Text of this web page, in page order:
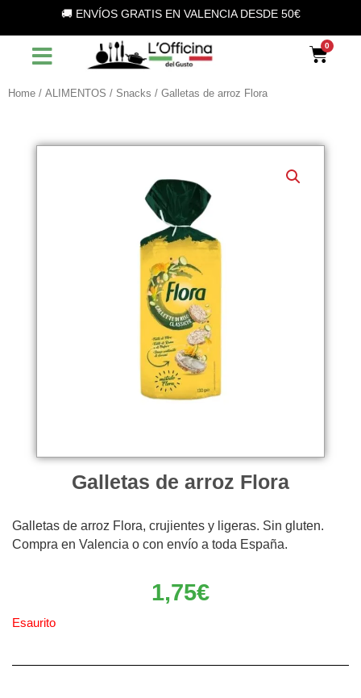
contenuto
🚚 ENVÍOS GRATIS EN VALENCIA DESDE 50€
Home / ALIMENTOS / Snacks / Galletas de arroz Flora
Galletas de arroz Flora
Galletas de arroz Flora, crujientes y ligeras. Sin gluten.
Compra en Valencia o con envío a toda España.
1,75€
Esaurito